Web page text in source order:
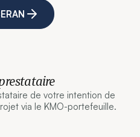
de votre intention de
via le KMO-portefeuille.